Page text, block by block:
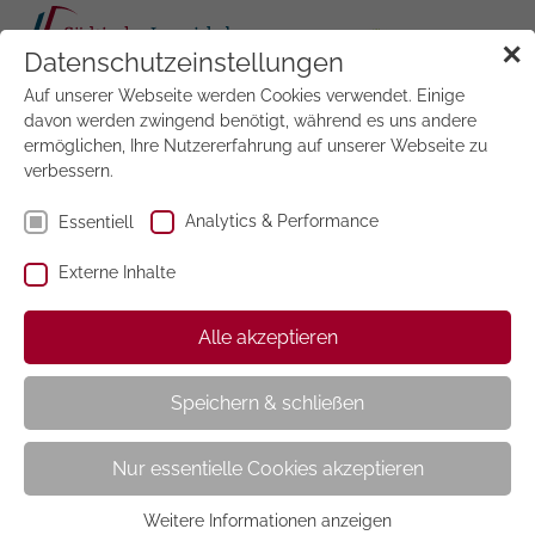
Jetzt
testen
Große Wochenmappe
✕
Datenschutzeinstellungen
Auf unserer Webseite werden Cookies verwendet. Einige
davon werden zwingend benötigt, während es uns andere
ermöglichen, Ihre Nutzererfahrung auf unserer Webseite zu
verbessern.
Essentiell Analytics & Performance
Externe Inhalte
Alle akzeptieren
Speichern & schließen
Nur essentielle Cookies akzeptieren
Weitere Informationen anzeigen